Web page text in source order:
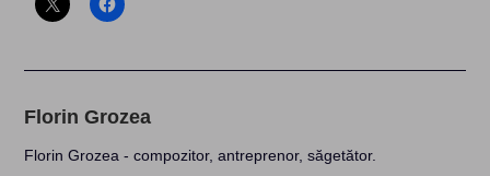
Florin Grozea
Florin Grozea - compozitor, antreprenor, săgetător.